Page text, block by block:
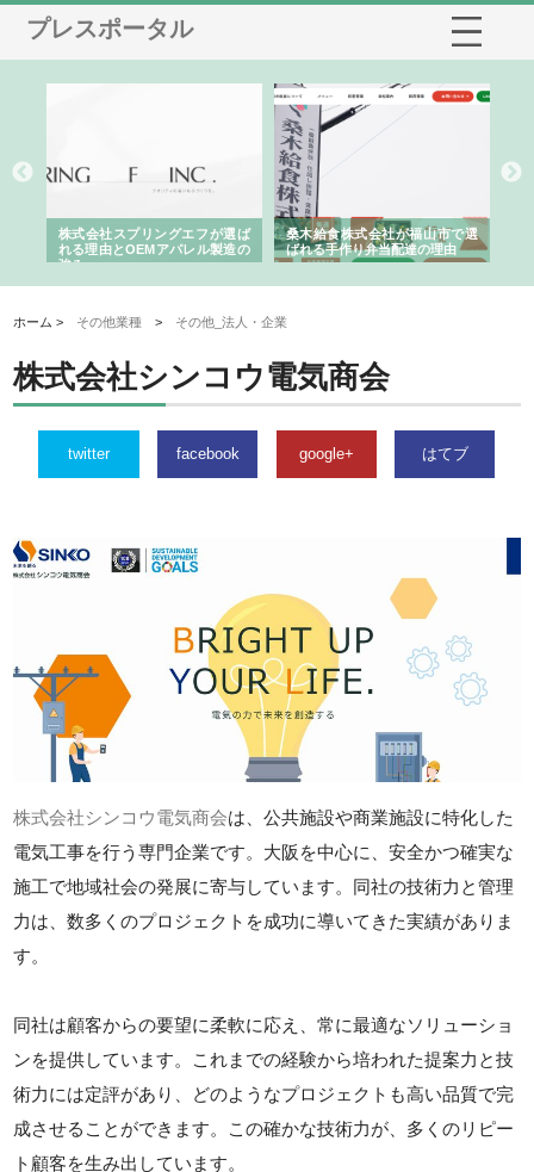
プレスポータル
株式会社スプリングエフが選ば
れる理由とOEMアパレル製造の
強み
桑木給食株式会社が福山市で選
ばれる手作り弁当配達の理由
ホーム > その他業種 > その他_法人・企業
株式会社シンコウ電気商会
twitter facebook google+ はてブ
株式会社シンコウ電気商会は、公共施設や商業施設に特化した
電気工事を行う専門企業です。大阪を中心に、安全かつ確実な
施工で地域社会の発展に寄与しています。同社の技術力と管理
力は、数多くのプロジェクトを成功に導いてきた実績がありま
す。
同社は顧客からの要望に柔軟に応え、常に最適なソリューショ
ンを提供しています。これまでの経験から培われた提案力と技
術力には定評があり、どのようなプロジェクトも高い品質で完
成させることができます。この確かな技術力が、多くのリピー
ト顧客を生み出しています。